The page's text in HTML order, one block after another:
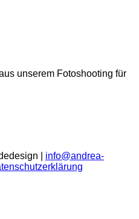
unserem Fotoshooting für
| info@andrea-